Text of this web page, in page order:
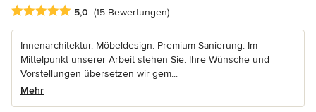
Durchschnittliche Bewertung: 5 von 5 Sternen
5,0 (15 Bewertungen)
Innenarchitektur. Möbeldesign. Premium Sanierung. Im
Mittelpunkt unserer Arbeit stehen Sie. Ihre Wünsche und
Vorstellungen übersetzen wir gem...
Mehr